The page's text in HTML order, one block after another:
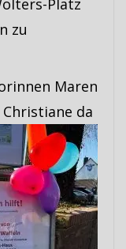
Platz
zu
Maren
Christiane da